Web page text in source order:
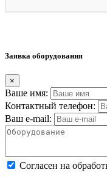
Заявка оборудования
×
Ваше имя:
Контактный телефон:
Ваш e-mail:
Cогласен на